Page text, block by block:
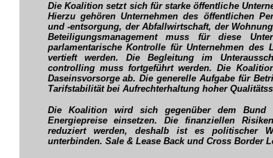
Die Koalition setzt sich für starke öffentliche
Hierzu gehören Unternehmen des öffentlichen
und -entsorgung, der Abfallwirtschaft, der
Beteiligungsmanagement muss für diese
parlamentarische Kontrolle für Unternehmen
vertieft werden. Die Begleitung im
controlling muss fortgeführt werden. Die
Daseinsvorsorge ab. Die generelle Aufgabe für
Tarifstabilität bei Aufrechterhaltung hoher
Die Koalition wird sich gegenüber dem Bund
Energiepreise einsetzen. Die finanziellen
reduziert werden, deshalb ist es politischer
unterbinden. Sale & Lease Back und Cross Border